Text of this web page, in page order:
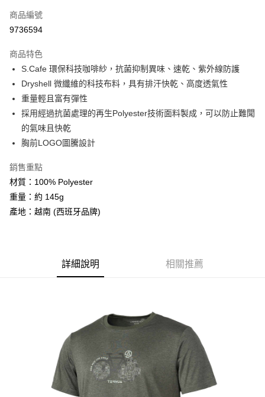
Apple Pay
悠遊付
Google Pay
全盈+PAY
大哥付你分期
相關說明
1.本服務由台灣大哥大提供，台灣大哥大用戶可立即使用無須另外申請。
流程，驗證手機門號後，選擇欲分期的期數、繳款截止日，確認付款後即完
成交易。
3.實際核准額度、可分期數及費用金額請依後續交易確認頁面所載為準。
4.訂單成立30分鐘內，如未前往確認交易或遇審核未通過，訂單將自動取
1.分期款項不併入電信帳單，「大哥付你分期」於每月結算日後寄送繳費提
1.本服務係由「台灣大哥大股份有限公司」（以下簡稱本公司）所提供，讓
用戶於交易時，得透過本服務購買商品或服務，並由商店將買賣／分期付款
買賣價金債權讓與本公司後，依約使用本公司帳單繳交帳款。
2.基於同意付款使用「大哥付你分期」之契約關係目的，商店將以您的個人
資料（包含姓名、電話或地址）提供予台灣大哥大進項蒐集、處理及利用，
由本公司與您本人進行分期帳單所需資料之確認、核對及更正。
3.完整用戶服務條款，請詳閱以下連結：
https://oppay.tw/userRule
AFTEE先享後付
相關說明
AFTEE先享後付是「在收到商品之後才付款」的支付方式。 讓您購物簡單
便利好安心！
【「AFTEE先享後付」結帳流程】
１．於結帳方式選擇「AFTEE先享後付」後，將跳轉至「AFTEE先享後付」
ATM／網路銀行／等多元方式進行付款，方視為交易完成。
※ 請注意：結帳手續完成當下不需立刻繳費，但若您需要取消訂單，請聯絡
購買商品的店家。未經商家同意取消之訂單仍視為有效，需透過AFTEE先享
後付繳納相關費用。
※ 交易是否成功請以「AFTEE先享後付 」之結帳頁面顯示為準，若有關於
是否繳費成功／繳費後需取消欲退款等相關疑問，請聯繫「AFTEE先享後付
客戶支援中心」
https://netprotections.freshdesk.com/support/home
ATM付款
每筆NT$60，滿NT$799(含以上)免運費
每筆NT$100，滿NT$799(含以上)免運費
付款後門市自取
商品編號
9736594
商品特色
S.Cafe 環保科技咖啡紗，抗菌抑制異味、速乾、紫外線防護
Dryshell 微纖維的科技布料，具有排汗快乾、高度透氣性
重量輕且富有彈性
採用經過抗菌處理的再生Polyester技術面料製成，可以防止難聞
的氣味且快乾
胸前LOGO圖騰設計
銷售重點
材質：100% Polyester
重量：約 145g
產地：越南 (西班牙品牌)
詳細說明 相關推薦